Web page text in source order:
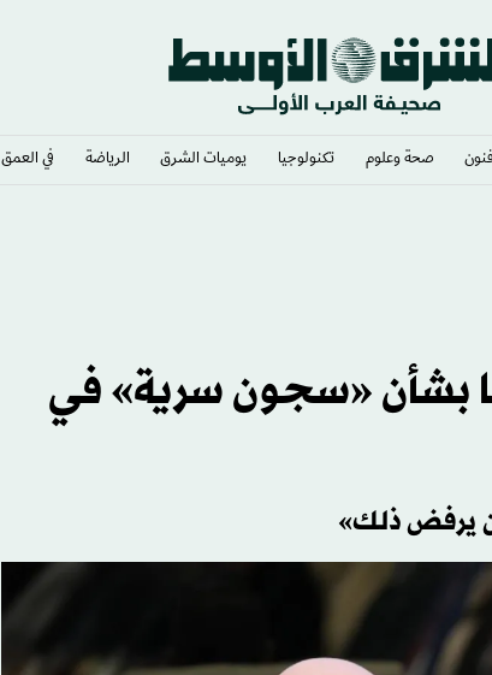
صحة وعلوم تكنولوجيا يوميات الشرق​ الرياضة في العمق
بشأن «سجون سرية» في
يرفض ذلك»